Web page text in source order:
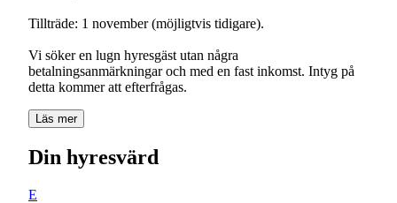
Tillträde: 1 november (möjligtvis tidigare).
Vi söker en lugn hyresgäst utan några
betalningsanmärkningar och med en fast inkomst. Intyg på
detta kommer att efterfrågas.
Läs mer
Din hyresvärd
E